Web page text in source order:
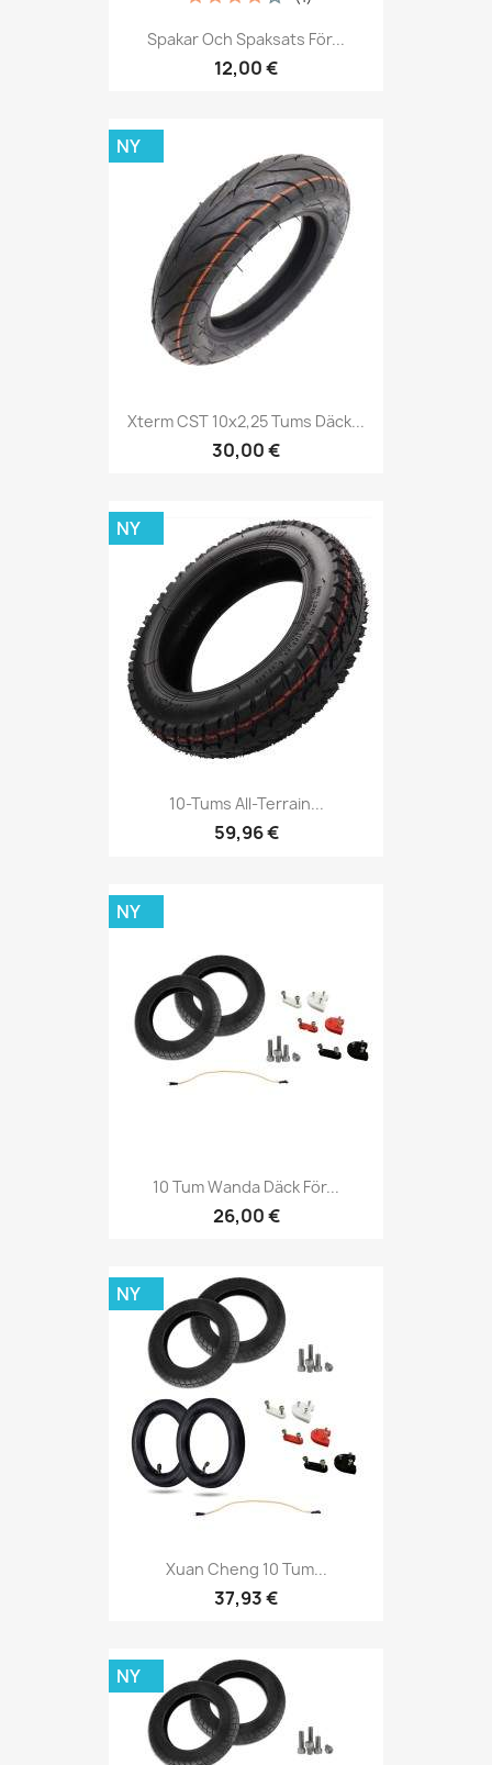
Spakar Och Spaksats För...
12,00 €
Xterm CST 10x2,25 Tums Däck...
30,00 €
NY
10-Tums All-Terrain...
59,96 €
NY
10 Tum Wanda Däck För...
26,00 €
NY
Xuan Cheng 10 Tum...
37,93 €
NY
NY